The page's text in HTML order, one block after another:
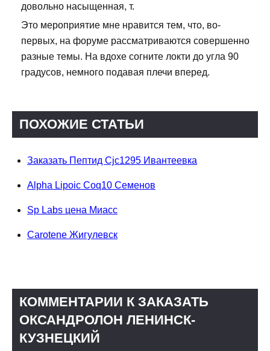
довольно насыщенная, т.
Это мероприятие мне нравится тем, что, во-
первых, на форуме рассматриваются совершенно
разные темы. На вдохе согните локти до угла 90
градусов, немного подавая плечи вперед.
ПОХОЖИЕ СТАТЬИ
Заказать Пептид Cjc1295 Ивантеевка
Alpha Lipoic Coq10 Семенов
Sp Labs цена Миасс
Carotene Жигулевск
КОММЕНТАРИИ К ЗАКАЗАТЬ
ОКСАНДРОЛОН ЛЕНИНСК-
КУЗНЕЦКИЙ